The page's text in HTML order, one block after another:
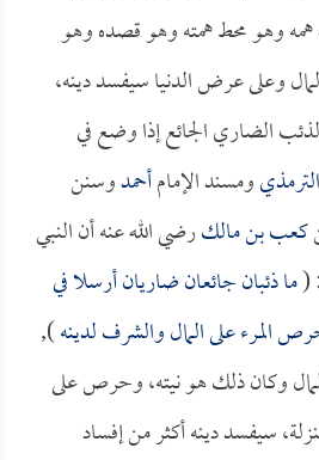
وهو محط همته وهو قصده وهو
وعلى عرض الدنيا سيفسد دينه،
الضاري الجائع إذا وضع في
الترمذيومسند الإمامأحمدوسنن
كعب بن مالكرضي الله عنه أن النبي
(ما ذئبان جائعان ضاريان أرسلا في
المرء على المال والشرف لدينه),
وكان ذلك هو نيته، وحرص على
سيفسد دينه أكثر من إفساد